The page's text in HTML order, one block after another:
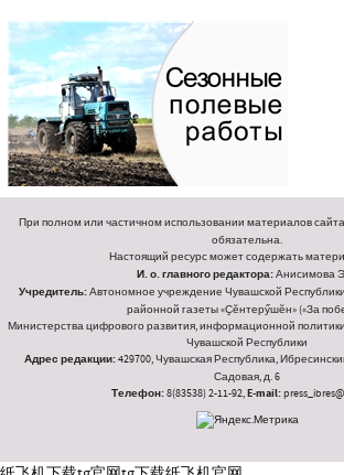
При полном или частичном использовании материалов
обязательна.
Настоящий ресурс может содержать
И. о. главного редактора:Анисимова
Учредитель:Автономное учреждение Чувашской
районной газеты «Ҫӗнтерӳшӗн» («За
Министерства цифрового развития, информационной
Чувашской Республики
Адрес редакции:429700, Чувашская Республика,
Садовая, д. 6
Телефон:8(83538) 2-11-92,E-mail: